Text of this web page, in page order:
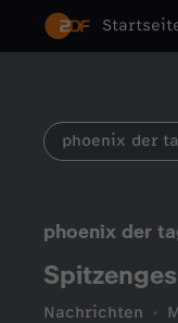
phoenix der
phoenix der
Nachrichten